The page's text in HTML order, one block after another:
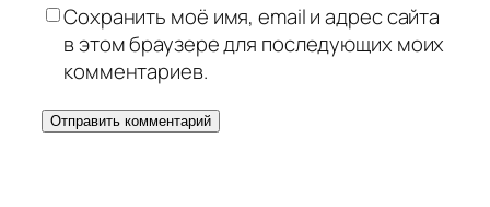
Сохранить моё имя, email и адрес сайта
в этом браузере для последующих моих
комментариев.